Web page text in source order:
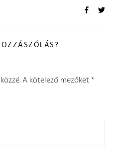
A kötelező mezőket*